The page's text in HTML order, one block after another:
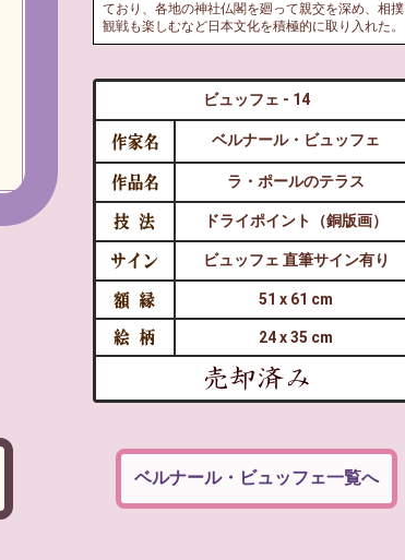
ており、各地の神社仏閣を廻って親交を深め、相撲
観戦も楽しむなど日本文化を積極的に取り入れた。
ビュッフェ - 14
ベルナール・ビュッフェ
ラ・ポールのテラス
ドライポイント（銅版画）
ビュッフェ 直筆サイン有り
51 x 61 cm
24 x 35 cm
ベルナール・ビュッフェ一覧へ